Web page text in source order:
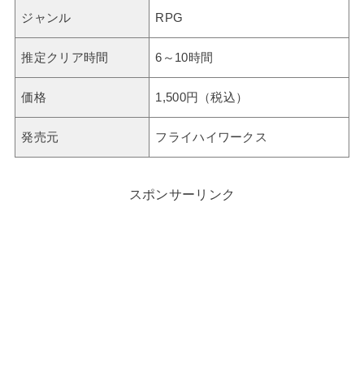
ジャンル RPG
推定クリア時間 6～10時間
価格 1,500円（税込）
発売元 フライハイワークス
スポンサーリンク